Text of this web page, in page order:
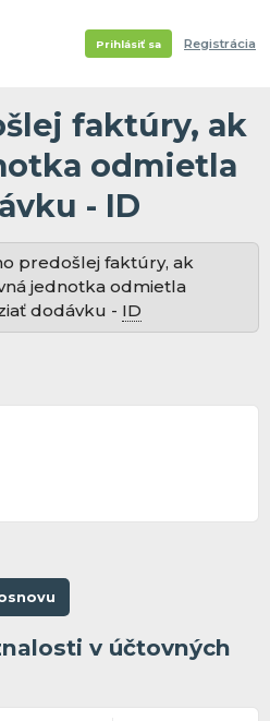
Prihlásiť sa Registrácia
faktúry, ak
odmietla
- ID
predošlej faktúry, ak
jednotka odmietla
dodávku - ID
v účtovných